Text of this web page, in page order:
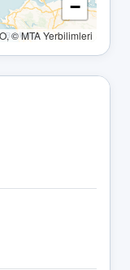
−
© MTA Yerbilimleri